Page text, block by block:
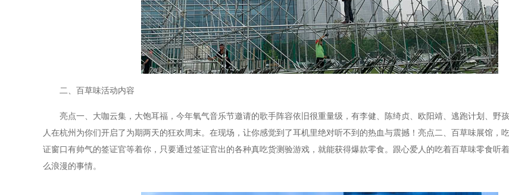
二、百草味活动内容
亮点一、大咖云集，大饱耳福，今年氧气音乐节邀请的歌手阵容依旧很重量级，有李健、陈绮贞、欧阳靖、逃跑计划、野
人在杭州为你们开启了为期两天的狂欢周末。在现场，让你感觉到了耳机里绝对听不到的热血与震撼！亮点二、百草味展馆，
证窗口有帅气的签证官等着你，只要通过签证官出的各种真吃货测验游戏，就能获得爆款零食。跟心爱人的吃着百草味零食听
么浪漫的事情。